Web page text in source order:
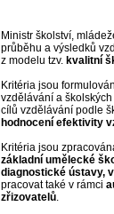
Ministr školství,
průběhu a výsledků
z modelu tzv. kvalitní
Kritéria jsou
vzdělávání a
cílů vzdělávání podle
hodnocení efektivity
Kritéria jsou
základní umělecké
diagnostické ústavy,
pracovat také v rámci
zřizovatelů.